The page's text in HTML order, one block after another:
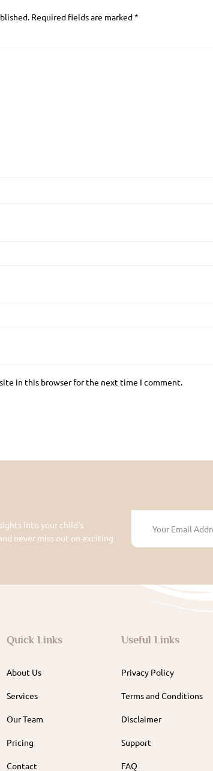
Required fields are marked*
in this browser for the next time I comment.
into your child's
never miss out on exciting
Quick Links
About Us
Services
Our Team
Pricing
Contact
Useful Links
Privacy Policy
Terms and Conditions
Disclaimer
Support
FAQ